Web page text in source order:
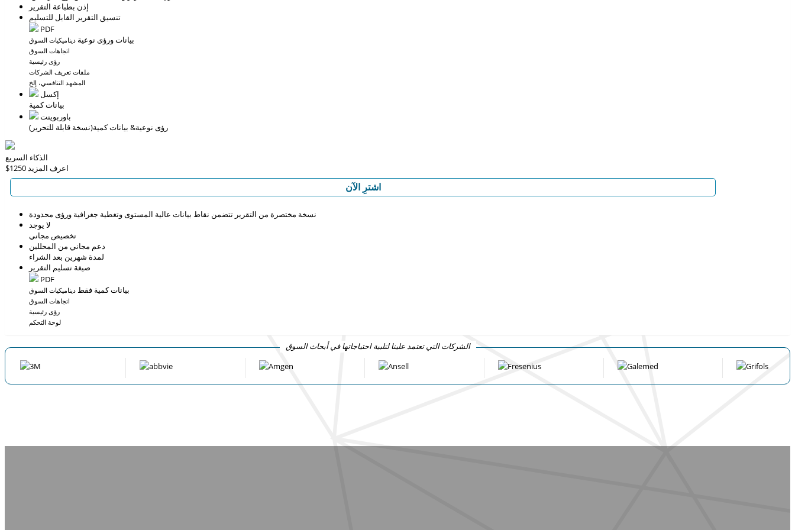
إذن بطباعة التقرير
تنسيق التقرير القابل للتسليم
PDF
بيانات ورؤى نوعية ديناميكيات السوق
اتجاهات السوق
رؤى رئيسية
ملفات تعريف الشركات
المشهد التنافسي، إلخ
إكسل
بيانات كمية
باوربوينت
رؤى نوعية& بيانات كمية(نسخة قابلة للتحرير)
الذكاء السريع
$1250اعرف المزيد
اشترِ الآن
نسخة مختصرة من التقرير تتضمن نقاط بيانات عالية المستوى وتغطية جغرافية ورؤى محدودة
لا يوجد
تخصيص مجاني
دعم مجاني من المحللين
لمدة شهرين بعد الشراء
صيغة تسليم التقرير
PDF
بيانات كمية فقط ديناميكيات السوق
اتجاهات السوق
رؤى رئيسية
لوحة التحكم
الشركات التي تعتمد علينا لتلبية احتياجاتها في أبحاث السوق